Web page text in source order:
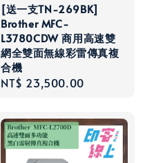
[送一支TN-269BK]
Brother MFC-
L3780CDW 商用高速雙
網全雙面無線彩雷傳真複
合機
Regular
NT$ 23,500.00